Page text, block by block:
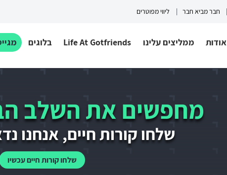
חבר מביא חבר ליווי מפוטרים
אודות ממליצים עלינו Life At Gotfriends בלוגים
מחפשים את השלב
שלחו קורות חיים, אנחנו
שלחו קורות חיים עכשיו